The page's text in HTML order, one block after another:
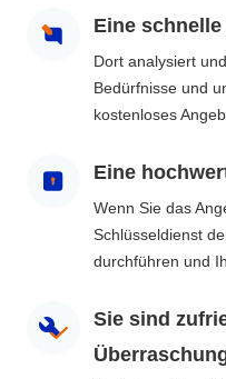
Eine
Dort analysiert
Bedürfnisse und
kostenloses
Eine
Wenn Sie das
Schlüsseldienst
durchführen und
Sie sind